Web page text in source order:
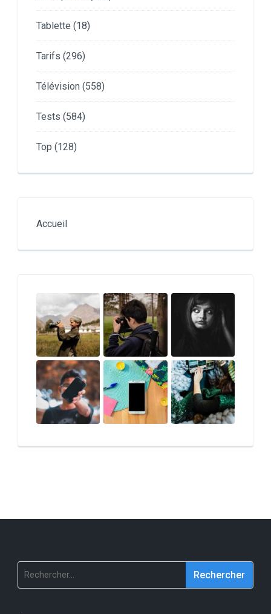
Tablette (18)
Tarifs (296)
Télévision (558)
Tests (584)
Top (128)
Accueil
Rechercher :